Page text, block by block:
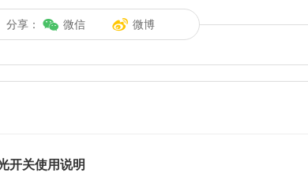
分享： 微信 微博
开关使用说明